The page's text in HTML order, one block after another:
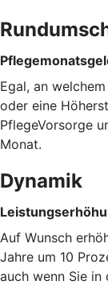
Egal, an
oder eine
PflegeVorsorge
Monat.
Dynamik
Auf Wunsch
Jahre um 10
auch wenn Sie